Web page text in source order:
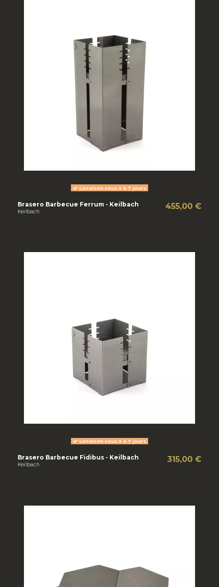
Livraison sous 5 à 7 jours
Brasero Barbecue Ferrum - Keilbach
Keilbach
455,00 €
Livraison sous 5 à 7 jours
Brasero Barbecue Fidibus - Keilbach
Keilbach
315,00 €